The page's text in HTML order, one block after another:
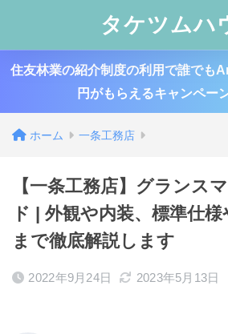
タケツムハ
住友林業の紹介制度の利用で誰でも
円がもらえるキャンペー
ホーム 一条工務店
【一条工務店】グランス
ド | 外観や内装、標準仕
まで徹底解説します
2022年9月24日 2023年5月13日